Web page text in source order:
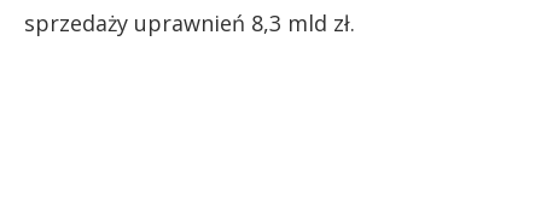
sprzedaży uprawnień 8,3 mld zł.